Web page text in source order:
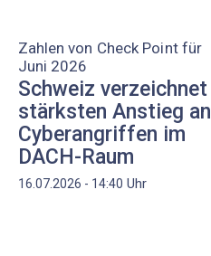
Zahlen von Check Point für
Juni 2026
Schweiz verzeichnet
stärksten Anstieg an
Cyberangriffen im
DACH-Raum
16.07.2026 - 14:40 Uhr